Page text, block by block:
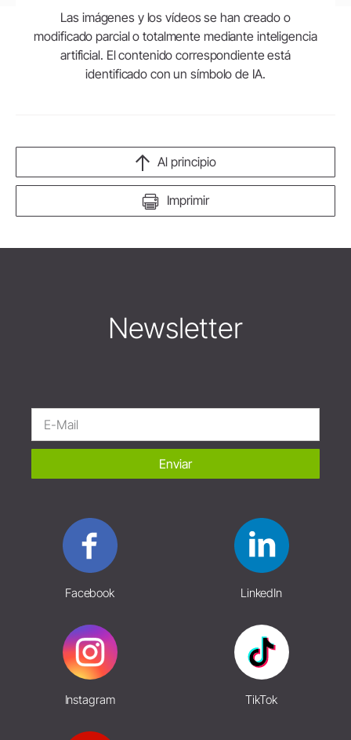
Las imágenes y los vídeos se han creado o
modificado parcial o totalmente mediante inteligencia
artificial. El contenido correspondiente está
identificado con un símbolo de IA.
Imprimir
Al principio
Newsletter
Enviar
Facebook LinkedIn
Instagram TikTok